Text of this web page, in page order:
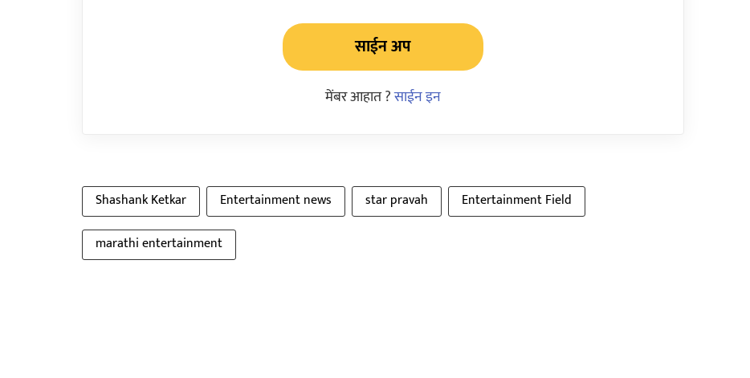
साईन अप
मेंबर आहात ?साईन इन
Shashank Ketkar Entertainment news star pravah
Entertainment Field
marathi entertainment